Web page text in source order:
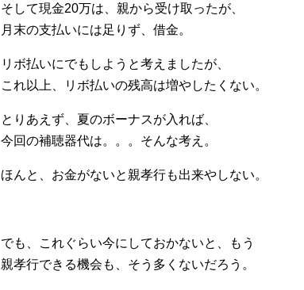
そして現金20万は、親から受け取ったが、
月末の支払いには足りず、借金。
リボ払いにでもしようと考えましたが、
これ以上、リボ払いの残高は増やしたくない。
とりあえず、夏のボーナスが入れば、
今回の補聴器代は。。。そんな考え。
ほんと、お金がないと親孝行も出来やしない。
でも、これぐらい今にしておかないと、もう
親孝行できる機会も、そう多くないだろう。